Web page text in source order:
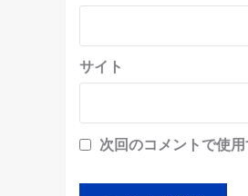
サイト
次回のコメントで使